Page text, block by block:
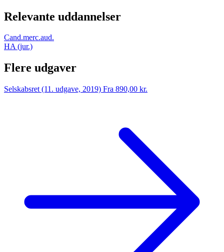
Relevante uddannelser
Cand.merc.aud.
HA (jur.)
Flere udgaver
Selskabsret (11. udgave, 2019) Fra 890,00 kr.